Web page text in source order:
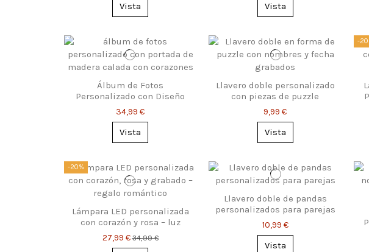
Vista Vista
Álbum de Fotos
Personalizado con Diseño
de Corazones
34,99 €
Vista
Llavero doble personalizado
con piezas de puzzle
9,99 €
Vista
-
-20%
Lámpara LED personalizada
con corazón y rosa – luz
grabada para el amor
27,99 €34,99 €
Llavero doble de pandas
personalizados para parejas
10,99 €
Vista